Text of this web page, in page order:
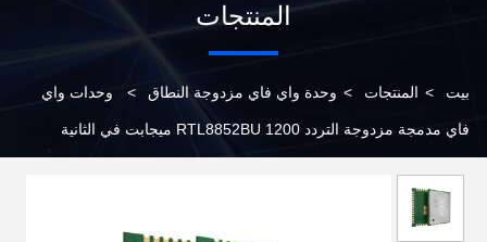
المنتجات
بيت > المنتجات > وحدة واي فاي مزدوجة النطاق > وحدات واي
فاي مدمجة مزدوجة التردد RTL8852BU 1200 ميجابت في الثانية